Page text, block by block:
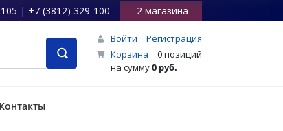
| +7 (3812) 329-100 2 магазина
Войти
Регистрация
Корзина
0 позиций
на сумму0 руб.
Контакты